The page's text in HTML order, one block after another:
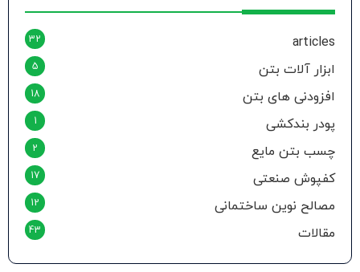
articles
32
ابزار آلات بتن 5
افزودنی های بتن 18
پودر بندکشی 1
چسب بتن مایع 2
کفپوش صنعتی 17
مصالح نوین ساختمانی 12
مقالات 43